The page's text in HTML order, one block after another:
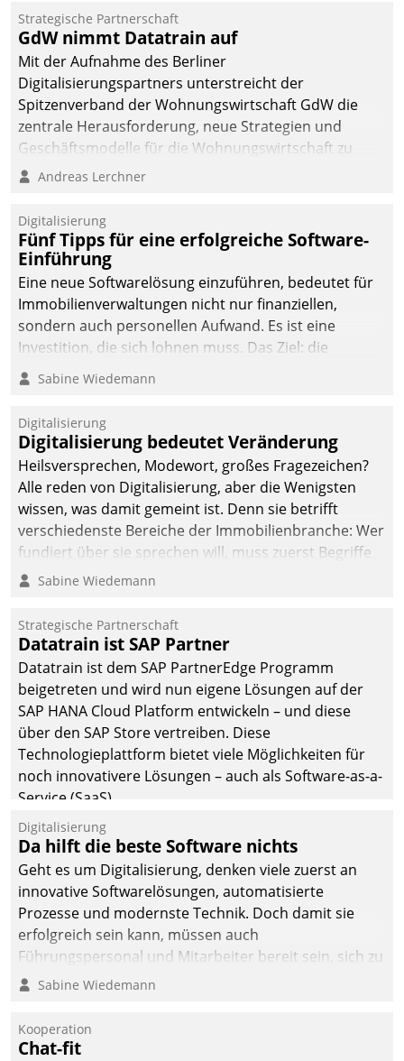
kommunale Wohnungsbauunternehmen daher
gemeinsam mit der Berliner Datatrain GmbH den
Teilprozess der Objektsanierung digitalisiert.
Strategische Partnerschaft
GdW nimmt Datatrain auf
Mit der Aufnahme des Berliner
Digitalisierungspartners unterstreicht der
Spitzenverband der Wohnungswirtschaft GdW die
zentrale Herausforderung, neue Strategien und
Geschäftsmodelle für die Wohnungswirtschaft zu
entwickeln.
Andreas Lerchner
Digitalisierung
Fünf Tipps für eine erfolgreiche Software-
Einführung
Eine neue Softwarelösung einzuführen, bedeutet für
Immobilienverwaltungen nicht nur finanziellen,
sondern auch personellen Aufwand. Es ist eine
Investition, die sich lohnen muss. Das Ziel: die
nachhaltige Optimierung der Geschäftsabläufe. Damit
dieses Ziel erreicht wird, sollten einige Grundregeln
Sabine Wiedemann
Digitalisierung
Digitalisierung bedeutet Veränderung
Heilsversprechen, Modewort, großes Fragezeichen?
Alle reden von Digitalisierung, aber die Wenigsten
wissen, was damit gemeint ist. Denn sie betrifft
verschiedenste Bereiche der Immobilienbranche: Wer
fundiert über sie sprechen will, muss zuerst Begriffe
klären. Ein Aspekt ist die betriebliche Optimierung:
Einsparungen durch optimierte und automatisierte
Prozesse. Doch man darf nicht zu viel erwarten: Allein
mit der Einführung einer neuen Software ist es nicht
getan. Die Digitalisierung erfordert von Unternehmen
die Bereitschaft, sich zu überprüfen, zu hinterfragen
und zu verändern.
Sabine Wiedemann
Strategische Partnerschaft
Datatrain ist SAP Partner
Datatrain ist dem SAP PartnerEdge Programm
beigetreten und wird nun eigene Lösungen auf der
SAP HANA Cloud Platform entwickeln – und diese
über den SAP Store vertreiben. Diese
Technologieplattform bietet viele Möglichkeiten für
noch innovativere Lösungen – auch als Software-as-a-
Service (SaaS).
Digitalisierung
Da hilft die beste Software nichts
Geht es um Digitalisierung, denken viele zuerst an
innovative Softwarelösungen, automatisierte
Prozesse und modernste Technik. Doch damit sie
erfolgreich sein kann, müssen auch
Führungspersonal und Mitarbeiter bereit sein, sich zu
verändern und anzupassen, sonst werden sie an ihr
Sabine Wiedemann
Kooperation
Chat-fit